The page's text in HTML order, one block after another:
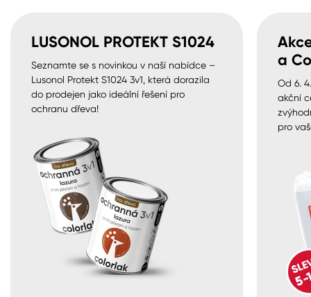
LUSONOL PROTEKT S1024
Seznamte se s novinkou v naší nabídce –
Lusonol Protekt S1024 3v1, která dorazila
do prodejen jako ideální řešení pro
ochranu dřeva!
a
Od 6.
akční
pro